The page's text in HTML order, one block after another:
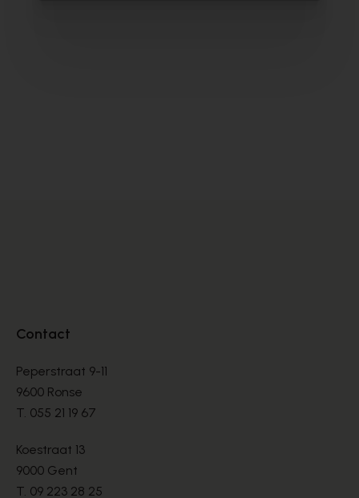
Contact
Peperstraat 9-11
9600 Ronse
T. 055 21 19 67
Koestraat 13
9000 Gent
T. 09 223 28 25